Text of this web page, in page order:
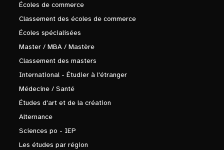
Écoles de commerce
Classement des écoles de commerce
Écoles spécialisées
Master / MBA / Mastère
Classement des masters
International - Étudier à l'étranger
Médecine / Santé
Études d'art et de la création
Alternance
Sciences po - IEP
Les études par région